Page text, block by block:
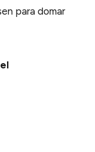
para domar